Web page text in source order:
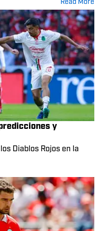
Read More
y
Diablos Rojos en la